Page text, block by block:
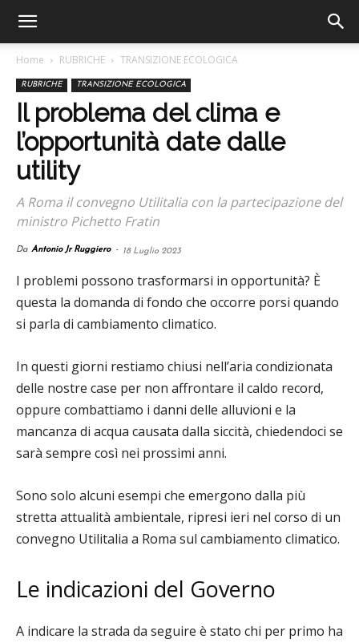
Home RUBRICHE TRANSIZIONE ECOLOGICA
RUBRICHE TRANSIZIONE ECOLOGICA
Il problema del clima e
l’opportunità date dalle
utility
A Roma il convegno Utilitalia con la partecipazione del
ministro Pichetto Fratin
Da Antonio Jr Ruggiero - 18 Luglio 2023
I problemi possono trasformarsi in opportunità? È
questa la domanda di fondo che occorre porsi quando
si parla di cambiamento climatico.
In questi giorni restiamo chiusi nell’aria condizionata
delle nostre case per non affrontare il caldo record,
oppure combattiamo i danni delle alluvioni e la
mancanza di acqua causata dalla siccità, chiedendoci se
sarà sempre così nei prossimi anni.
Sono solo alcuni esempi che emergono dalla più
stretta attualità ambientale, ripresi ieri nel corso di un
convegno Utilitalia a Roma sul cambiamento climatico.
Le indicazioni del Governo
A indicare la strada da seguire è stato chi per primo ha